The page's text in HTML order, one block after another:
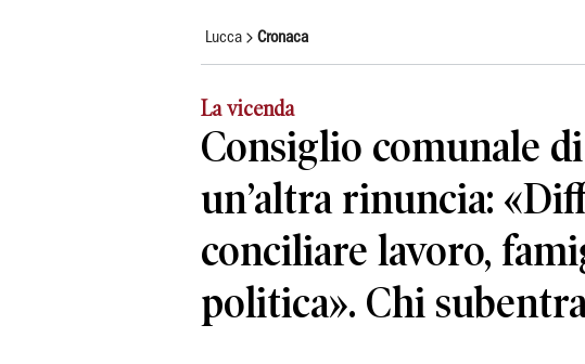
Lucca Cronaca
La vicenda
Consiglio comunale
un’altra rinuncia:
conciliare lavoro,
politica». Chi